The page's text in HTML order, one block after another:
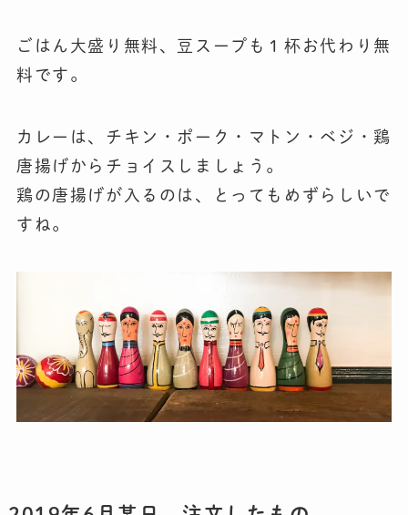
ごはん大盛り無料、豆スープも１杯お代わり無
料です。
カレーは、チキン・ポーク・マトン・ベジ・鶏
唐揚げからチョイスしましょう。
鶏の唐揚げが入るのは、とってもめずらしいで
すね。